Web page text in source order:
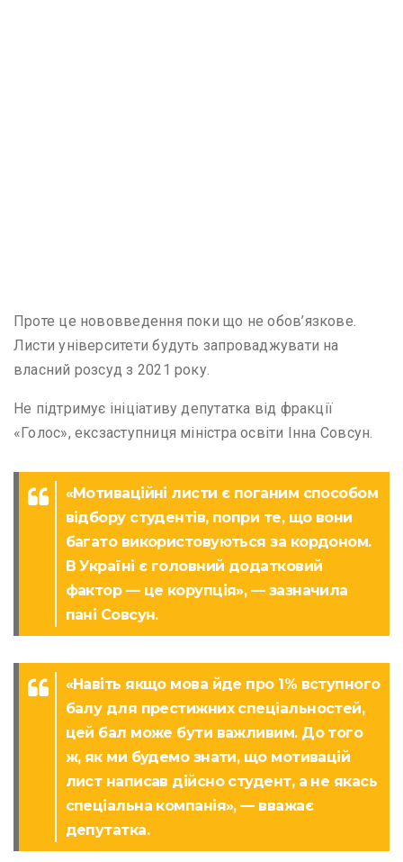
Проте це нововведення поки що не обов’язкове.
Листи університети будуть запроваджувати на
власний розсуд з 2021 року.
Не підтримує ініціативу депутатка від фракції
«Голос», ексзаступниця міністра освіти Інна Совсун.
«Мотиваційні листи є поганим способом
відбору студентів, попри те, що вони
багато використовуються за кордоном.
В Україні є головний додатковий
фактор — це корупція», — зазначила
пані Совсун.
«Навіть якщо мова йде про 1% вступного
балу для престижних спеціальностей,
цей бал може бути важливим. До того
ж, як ми будемо знати, що мотивацій
лист написав дійсно студент, а не якась
спеціальна компанія», — вважає
депутатка.